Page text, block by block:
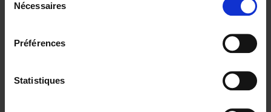
Nécessaires
Préférences
Statistiques
Content Marketing like a